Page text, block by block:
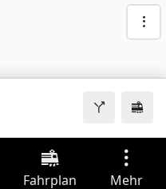
Fahrplan Mehr